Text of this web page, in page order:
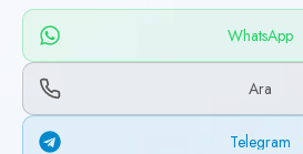
7 Ekim 2026
Başvuru kanalları
WhatsApp, Telegram, Telefon
İlan açıklaması
WhatsApp
Ara
Telegram